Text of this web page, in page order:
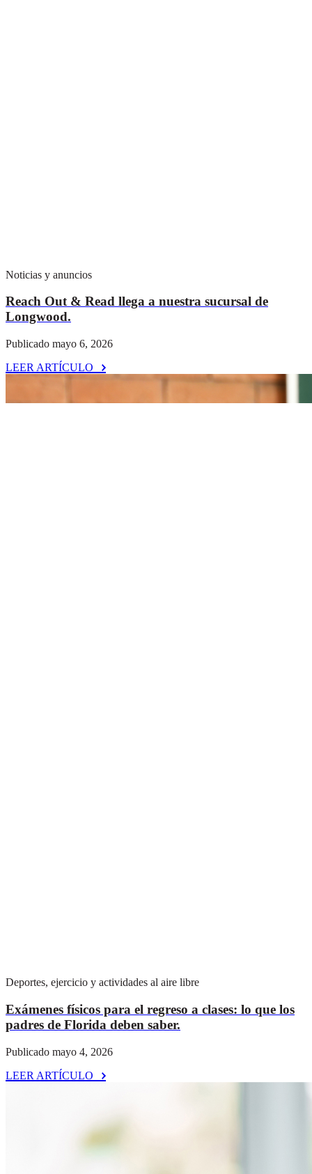
Noticias y anuncios
Reach Out & Read llega a nuestra sucursal de
Longwood.
Publicado mayo 6, 2026
LEER ARTÍCULO
Deportes, ejercicio y actividades al aire libre
Exámenes físicos para el regreso a clases: lo que los
padres de Florida deben saber.
Publicado mayo 4, 2026
LEER ARTÍCULO